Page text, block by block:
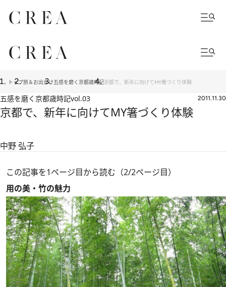
トップ旅＆お出かけ五感を磨く京都歳時記京都で、新年に向けてMY箸づくり体験
五感を磨く京都歳時記vol.03 2011.11.30
京都で、新年に向けてMY箸づくり体験
中野 弘子
この記事を1ページ目から読む（2/2ページ目）
用の美・竹の魅力